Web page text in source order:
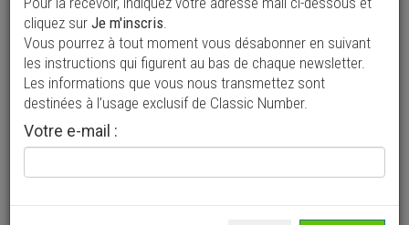
Vos annonces vues par
plus de 4 millions de collectionneurs
Ajouter une annonce
> Rechercher un véhicule
cliquez sur Je m'inscris.
Vous pourrez à tout moment vous désabonner en suivant
les instructions qui figurent au bas de chaque newsletter.
Les informations que vous nous transmettez sont
destinées à l’usage exclusif de Classic Number.
Votre e-mail :